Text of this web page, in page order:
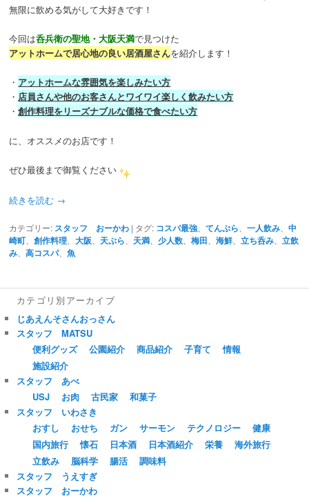
無限に飲める気がして大好きです！
今回は呑兵衛の聖地・大阪天満で見つけた
アットホームで居心地の良い居酒屋さんを紹介します！
・ アットホームな雰囲気を楽しみたい方
・ 店員さんや他のお客さんとワイワイ楽しく飲みたい方
・創作料理をリーズナブルな価格で食べたい方
に、オススメのお店です！
ぜひ最後まで御覧ください
続きを読む →
カテゴリー: スタッフ おーかわ | タグ: コスパ最強 、てんぷら 、一人飲み 、中
崎町、創作料理 、大阪 天ぷら 天満 、少人数 、梅田 、海鮮 、立ち呑み 、立飲
み 、高コスパ、魚
カテゴリ別アーカイブ
じあえんそさんおっさん
スタッフ MATSU
便利グッズ
公園紹介 商品紹介 子育て
情報
施設紹介
スタッフ あべ
USJ
お肉 古民家
和菓子
スタッフ いわさき
おすし
おせち ガン サーモン テクノロジー
健康
国内旅行
懐石 日本酒 日本酒紹介 栄養
海外旅行
立飲み
脳科学 腸活
調味料
スタッフ うえすぎ
スタッフ おーかわ